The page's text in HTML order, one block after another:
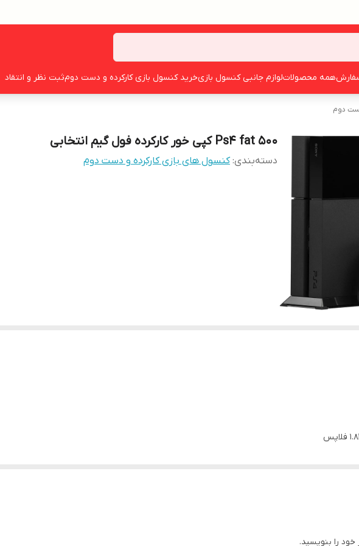
همه محصولاتلوازم جانبی کنسول بازیخرید کنسول بازی کارکرده و دست دومثبت نظر و انتقاد
دوم
Ps4 fat 500 کپی خور کارکرده فول گیم انتخابی
دسته‌بندی:کنسول های بازی کارکرده و دست دوم
را بنویسید.